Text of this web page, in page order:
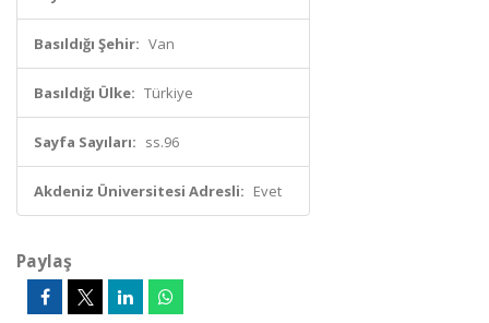
Basıldığı Şehir: Van
Basıldığı Ülke: Türkiye
Sayfa Sayıları: ss.96
Akdeniz Üniversitesi Adresli: Evet
Paylaş